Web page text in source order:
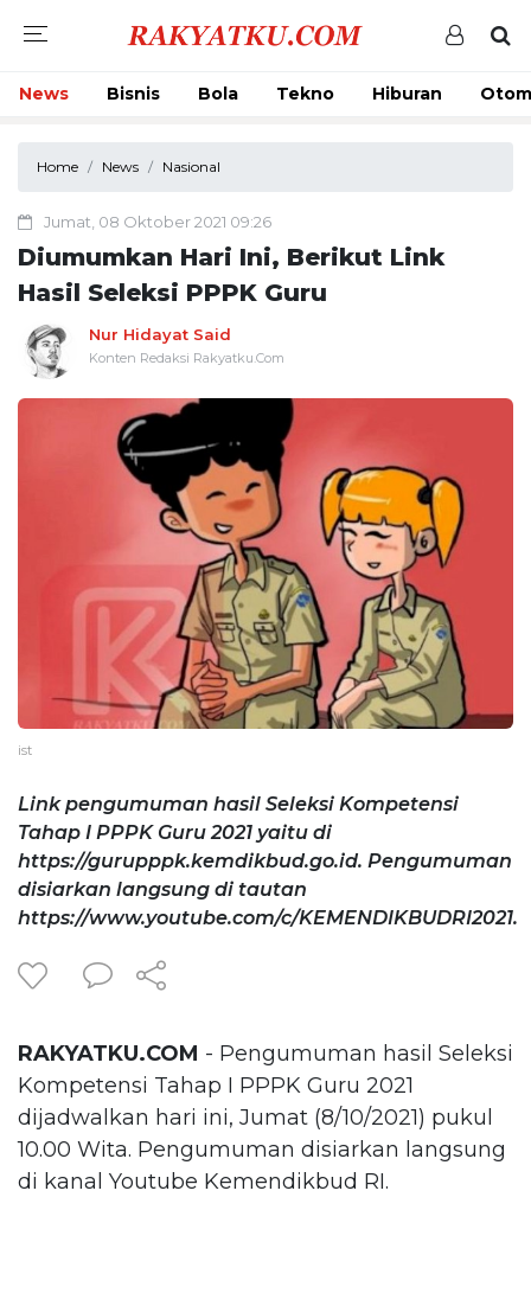
News Bisnis Bola Tekno Hiburan
Home News Nasional
Jumat, 08 Oktober 2021 09:26
Diumumkan Hari Ini, Berikut Link
Hasil Seleksi PPPK Guru
Nur Hidayat Said
Konten Redaksi Rakyatku.Com
ist
Link pengumuman hasil Seleksi Kompetensi
Tahap I PPPK Guru 2021 yaitu di
https://gurupppk.kemdikbud.go.id. Pengumuman
disiarkan langsung di tautan
https://www.youtube.com/c/KEMENDIKBUDRI2021.
RAKYATKU.COM - Pengumuman hasil Seleksi
Kompetensi Tahap I PPPK Guru 2021
dijadwalkan hari ini, Jumat (8/10/2021) pukul
10.00 Wita. Pengumuman disiarkan langsung
di kanal Youtube Kemendikbud RI.